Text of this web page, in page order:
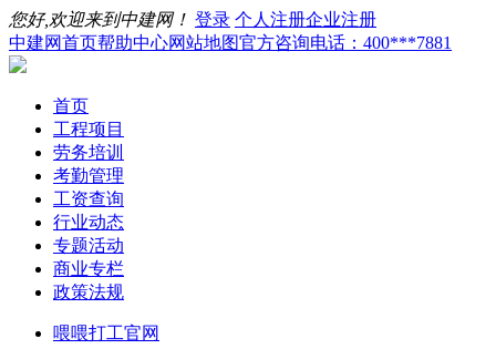
您好,欢迎来到中建网！ 登录 个人注册企业注册
中建网首页帮助中心网站地图官方咨询电话：400***7881
首页
工程项目
劳务培训
考勤管理
工资查询
行业动态
专题活动
商业专栏
政策法规
喂喂打工官网